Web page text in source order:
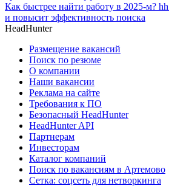
Как быстрее найти работу в 2025-м?
и повысит эффективность поиска
HeadHunter
Размещение вакансий
Поиск по резюме
О компании
Наши вакансии
Реклама на сайте
Требования к ПО
Безопасный HeadHunter
HeadHunter API
Партнерам
Инвесторам
Каталог компаний
Поиск по вакансиям в Артемово
Сетка: соцсеть для нетворкинга